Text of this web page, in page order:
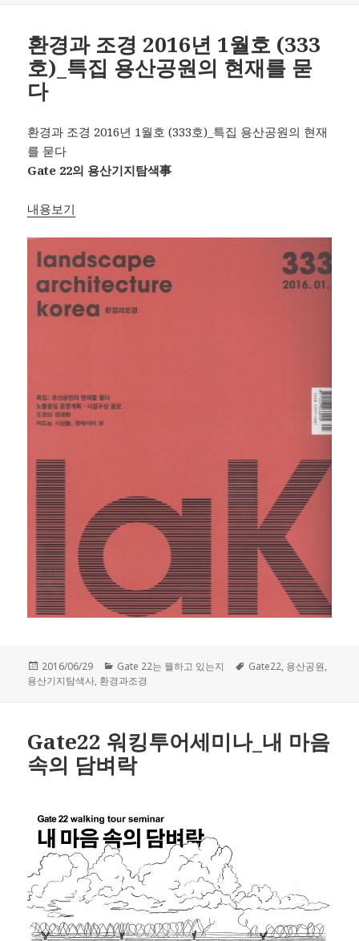
환경과 조경 2016년 1월호 (333
호)_특집 용산공원의 현재를 묻
다
환경과 조경 2016년 1월호 (333호)_특집 용산공원의 현재
를 묻다
Gate 22의 용산기지탐색事
내용보기
작
성
2016/06/29
카
테
Gate 22는 뭘하고 있는지
태
Gate22, 용산공원,
용산기지탐색사, 환경과조경
Gate22 워킹투어세미나_내 마음
속의 담벼락